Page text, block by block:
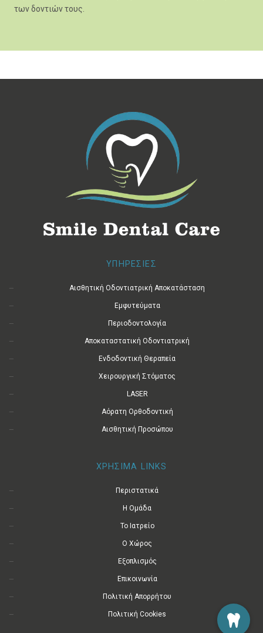
των δοντιών τους.
ΥΠΗΡΕΣΙΕΣ
Αισθητική Οδοντιατρική Αποκατάσταση
Εμφυτεύματα
Περιοδοντολογία
Αποκαταστατική Οδοντιατρική
Ενδοδοντική Θεραπεία
Χειρουργική Στόματος
LASER
Αόρατη Ορθοδοντική
Αισθητική Προσώπου
ΧΡΗΣΙΜΑ LINKS
Περιστατικά
Η Ομάδα
Το Ιατρείο
Ο Χώρος
Εξοπλισμός
Επικοινωνία
Πολιτική Απορρήτου
Πολιτική Cookies